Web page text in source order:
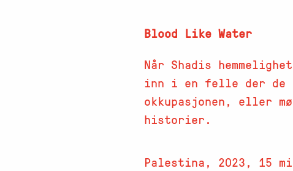
Blood Like Water
Når Shadis
inn i en felle der de
okkupasjonen, eller
historier.
Palestina, 2023, 15